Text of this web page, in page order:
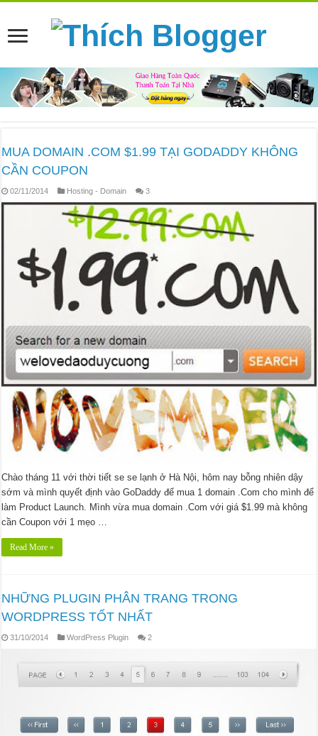
MUA DOMAIN .COM $1.99 TẠI GODADDY KHÔNG
CẦN COUPON
02/11/2014 Hosting - Domain 3
Chào tháng 11 với thời tiết se se lạnh ở Hà Nội, hôm nay bỗng nhiên dậy
sớm và mình quyết định vào GoDaddy để mua 1 domain .Com cho mình để
làm Product Launch. Mình vừa mua domain .Com với giá $1.99 mà không
cần Coupon với 1 mẹo …
Read More »
NHỮNG PLUGIN PHÂN TRANG TRONG
WORDPRESS TỐT NHẤT
31/10/2014 WordPress Plugin 2